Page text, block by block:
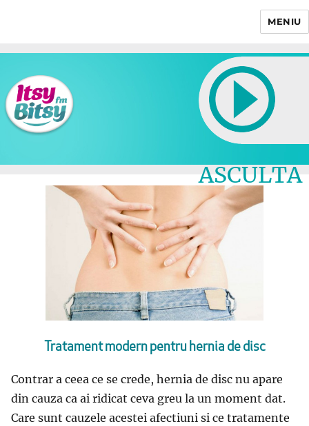
MENIU
ASCULTA
LIVE
Tratament modern pentru hernia de disc
Contrar a ceea ce se crede, hernia de disc nu apare
din cauza ca ai ridicat ceva greu la un moment dat.
Care sunt cauzele acestei afectiuni si ce tratamente